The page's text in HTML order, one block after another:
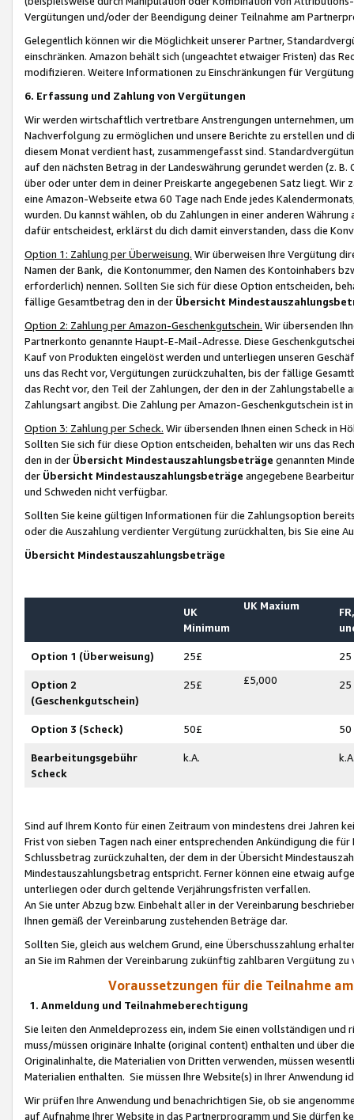
Vergütungen und/oder der Beendigung deiner Teilnahme am
Gelegentlich können wir die Möglichkeit unserer Partner,
einschränken. Amazon behält sich (ungeachtet etwaiger Fristen) das
modifizieren. Weitere Informationen zu Einschränkungen für
6. Erfassung und Zahlung von Vergütungen
Wir werden wirtschaftlich vertretbare Anstrengungen unternehmen,
Nachverfolgung zu ermöglichen und unsere Berichte zu erstellen und
diesem Monat verdient hast, zusammengefasst sind.
auf den nächsten Betrag in der Landeswährung gerundet werden (z.
über oder unter dem in deiner Preiskarte angegebenen Satz liegt.
eine Amazon-Webseite etwa 60 Tage nach Ende jedes
wurden. Du kannst wählen, ob du Zahlungen in einer anderen
dafür entscheidest, erklärst du dich damit einverstanden, dass die
Option 1: Zahlung per Überweisung. Wir überweisen Ihre Vergütung
Namen der Bank, die Kontonummer, den Namen des Kontoinhabers
erforderlich) nennen. Sollten Sie sich für diese Option entscheiden,
fällige Gesamtbetrag den in der Übersicht
Option 2: Zahlung per Amazon-Geschenkgutschein. Wir übersenden
Partnerkonto genannte Haupt-E-Mail-Adresse. Diese
Kauf von Produkten eingelöst werden und unterliegen unseren
uns das Recht vor, Vergütungen zurückzuhalten, bis der fällige
das Recht vor, den Teil der Zahlungen, der den in der
Zahlungsart angibst. Die Zahlung per Amazon-Geschenkgutschein ist
Option 3: Zahlung per Scheck. Wir übersenden Ihnen einen Scheck in
Sollten Sie sich für diese Option entscheiden, behalten wir uns das
den in der Übersicht Mindestauszahlungsbeträge genannten
der Übersicht Mindestauszahlungsbeträge angegebene
und Schweden nicht verfügbar.
Sollten Sie keine gültigen Informationen für die Zahlungsoption
oder die Auszahlung verdienter Vergütung zurückhalten, bis Sie
Übersicht Mindestauszahlungsbeträge
UK
Minimum
UK Maxium
Option 1 (Überweisung) 25£ 25
Option 2
(Geschenkgutschein)
25£ £5,000 25
Option 3 (Scheck) 50£ 50
Bearbeitungsgebühr
Scheck
k.A.
Sind auf Ihrem Konto für einen Zeitraum von mindestens drei Jahren
Frist von sieben Tagen nach einer entsprechenden Ankündigung die
Schlussbetrag zurückzuhalten, der dem in der Übersicht
Mindestauszahlungsbetrag entspricht. Ferner können eine etwaig
unterliegen oder durch geltende Verjährungsfristen verfallen.
An Sie unter Abzug bzw. Einbehalt aller in der Vereinbarung
Ihnen gemäß der Vereinbarung zustehenden Beträge dar.
Sollten Sie, gleich aus welchem Grund, eine Überschusszahlung
an Sie im Rahmen der Vereinbarung zukünftig zahlbaren Vergütung zu
Voraussetzungen für die Teilnahme
1. Anmeldung und Teilnahmeberechtigung
Sie leiten den Anmeldeprozess ein, indem Sie einen vollständigen
muss/müssen originäre Inhalte (original content) enthalten und über
Originalinhalte, die Materialien von Dritten verwenden, müssen
Materialien enthalten. Sie müssen Ihre Website(s) in Ihrer Anwendung
Wir prüfen Ihre Anwendung und benachrichtigen Sie, ob sie
auf Aufnahme Ihrer Website in das Partnerprogramm und Sie dürfen